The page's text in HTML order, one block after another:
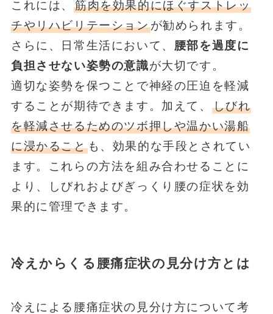
これには、 筋肉を効果的にほぐすストレッ
チやリハビリテーションが勧められます。
さらに、日常生活において、 腰部を過度に
負担させない姿勢の意識が大切です。
適切な姿勢を保つことで神経の圧迫を軽減
することが期待できます。加えて、 しびれ
を軽減させるためのツボ押しや温かい湯船
に浸かることも、効果的な手段とされてい
ます。これらの方法を組み合わせることに
より、しびれおよびぎっくり腰の症状を効
果的に管理できます。
冷えからくる腰痛症状の見分け方とは
冷えによる腰痛症状の見分け方について考